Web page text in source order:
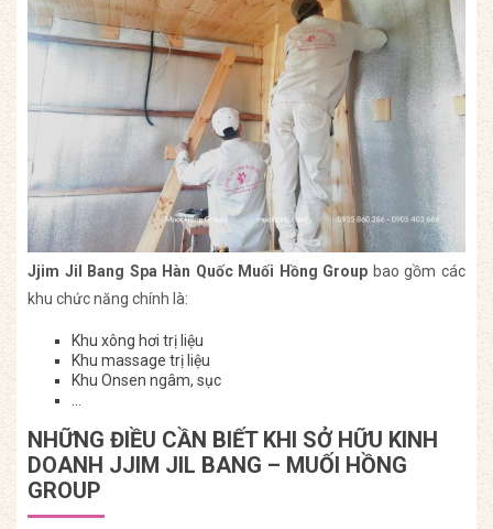
Jjim Jil Bang Spa Hàn Quốc Muối Hồng Group bao gồm các
khu chức năng chính là:
Khu xông hơi trị liệu
Khu massage trị liệu
Khu Onsen ngâm, sục
NHỮNG ĐIỀU CẦN BIẾT KHI SỞ HỮU KINH
DOANH JJIM JIL BANG – MUỐI HỒNG
GROUP